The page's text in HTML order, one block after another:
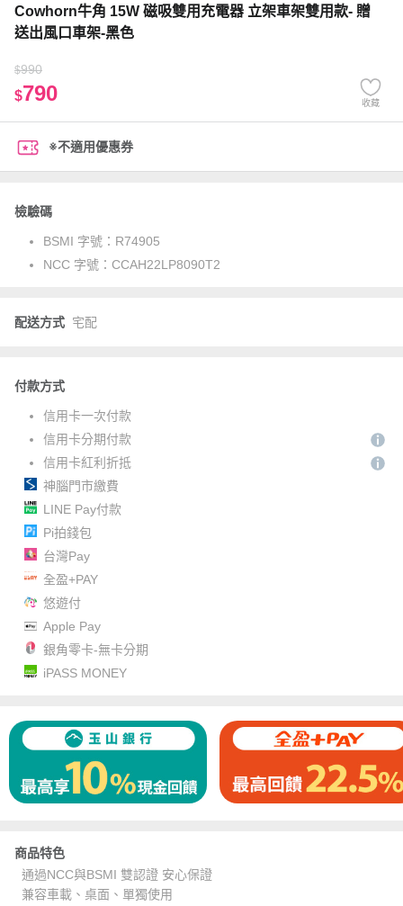
Cowhorn牛角 15W 磁吸雙用充電器 立架車架雙用款- 贈
送出風口車架-黑色
$990
$790 收藏
※不適用優惠券
檢驗碼
BSMI 字號： R74905
NCC 字號： CCAH22LP8090T2
配送方式 宅配
付款方式
信用卡一次付款
信用卡分期付款
信用卡紅利折抵
神腦門市繳費
LINE Pay付款
Pi拍錢包
台灣Pay
全盈+PAY
悠遊付
Apple Pay
銀角零卡-無卡分期
iPASS MONEY
商品特色
通過NCC與BSMI 雙認證 安心保證
兼容車載、桌面、單獨使用